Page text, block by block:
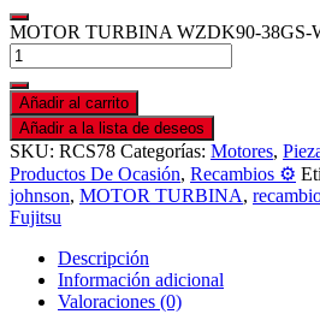
MOTOR TURBINA WZDK90-38GS-
Añadir al carrito
Añadir a la lista de deseos
SKU: RCS78 Categorías: Motores,
Productos De Ocasión, Recambios ⚙️
johnson, MOTOR TURBINA,
Fujitsu
Descripción
Información adicional
Valoraciones (0)